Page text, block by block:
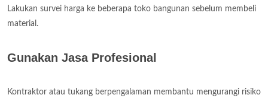
Lakukan survei harga ke beberapa toko bangunan sebelum membeli
material.
Gunakan Jasa Profesional
Kontraktor atau tukang berpengalaman membantu mengurangi risiko